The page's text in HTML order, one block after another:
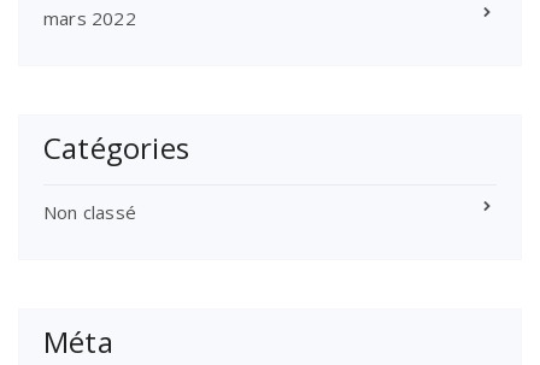
mars 2022
Catégories
Non classé
Méta